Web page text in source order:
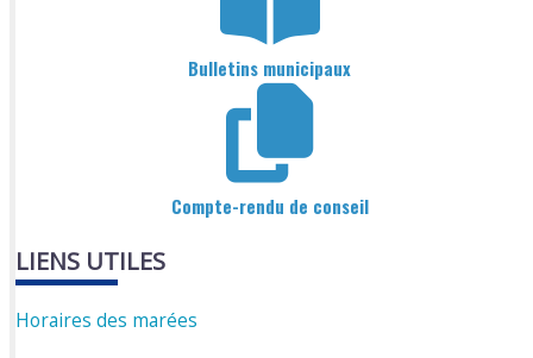
Bulletins municipaux
Compte-rendu de conseil
LIENS UTILES
Horaires des marées